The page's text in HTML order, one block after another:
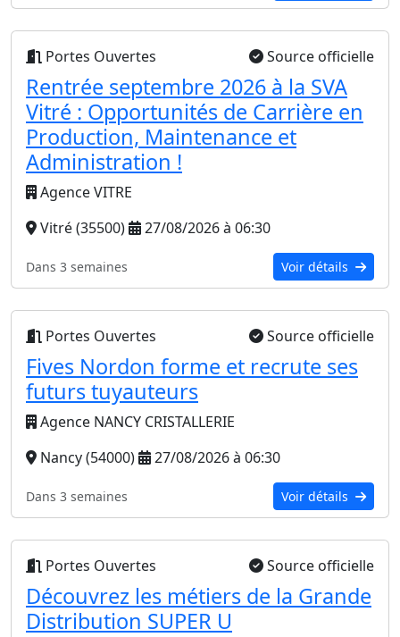
Portes Ouvertes Source officielle
Rentrée septembre 2026 à la SVA
Vitré : Opportunités de Carrière en
Production, Maintenance et
Administration !
Agence VITRE
Vitré (35500)
27/08/2026 à 06:30
Dans 3 semaines Voir détails
Portes Ouvertes Source officielle
Fives Nordon forme et recrute ses
futurs tuyauteurs
Agence NANCY CRISTALLERIE
Nancy (54000)
27/08/2026 à 06:30
Dans 3 semaines Voir détails
Portes Ouvertes Source officielle
Découvrez les métiers de la Grande
Distribution SUPER U